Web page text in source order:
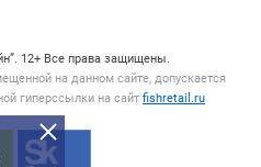
12+ Все права защищены.
на данном сайте, допускается
гиперссылки на сайт fishretail.ru